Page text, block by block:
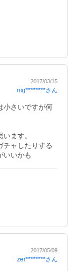
す。
だったと感じ
2017/03/15
nig********さん
小さいですが何
ます。
チャしたりする
いいかも
2017/05/09
zer********さん